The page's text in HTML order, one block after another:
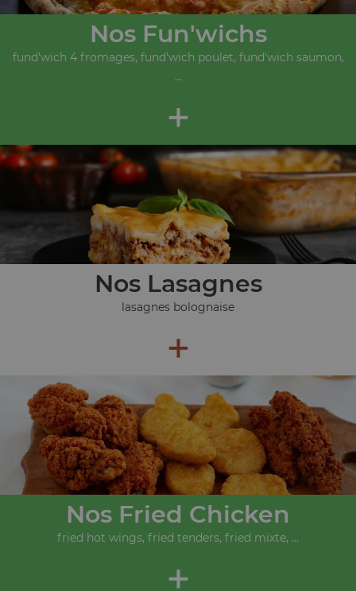
Nos Fun'wichs
fund'wich 4 fromages, fund'wich poulet, fund'wich saumon,
...
+
Nos Lasagnes
lasagnes bolognaise
+
Nos Fried Chicken
fried hot wings, fried tenders, fried mixte, ...
+